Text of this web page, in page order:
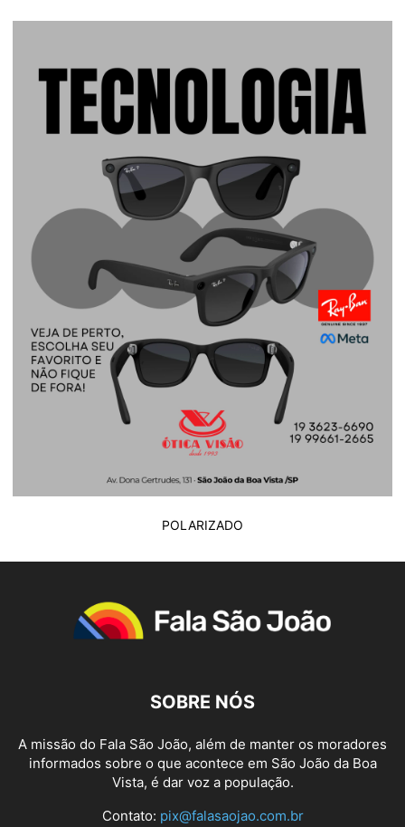
POLARIZADO
SOBRE NÓS
A missão do Fala São João, além de manter os moradores
informados sobre o que acontece em São João da Boa
Vista, é dar voz a população.
Contato: pix@falasaojao.com.br